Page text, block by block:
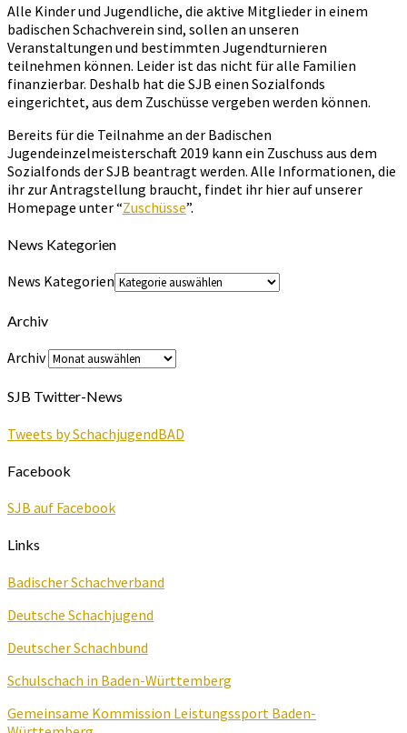
Alle Kinder und Jugendliche, die aktive Mitglieder in einem
badischen Schachverein sind, sollen an unseren
Veranstaltungen und bestimmten Jugendturnieren
teilnehmen können. Leider ist das nicht für alle Familien
finanzierbar. Deshalb hat die SJB einen Sozialfonds
eingerichtet, aus dem Zuschüsse vergeben werden können.
Bereits für die Teilnahme an der Badischen
Jugendeinzelmeisterschaft 2019 kann ein Zuschuss aus dem
Sozialfonds der SJB beantragt werden. Alle Informationen, die
ihr zur Antragstellung braucht, findet ihr hier auf unserer
Homepage unter “Zuschüsse”.
News Kategorien
News Kategorien
Archiv
Archiv
SJB Twitter-News
Tweets by SchachjugendBAD
Facebook
SJB auf Facebook
Links
Badischer Schachverband
Deutsche Schachjugend
Deutscher Schachbund
Schulschach in Baden-Württemberg
Gemeinsame Kommission Leistungssport Baden-